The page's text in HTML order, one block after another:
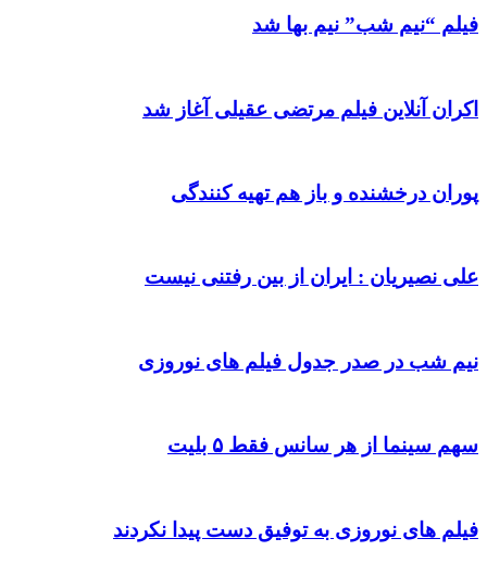
فیلم “نیم شب” نیم بها شد
اکران آنلاین فیلم مرتضی عقیلی آغاز شد
پوران درخشنده و باز هم تهیه کنندگی
علی نصیریان : ایران از بین رفتنی نیست
نیم شب در صدر جدول فیلم های نوروزی
سهم سینما از هر سانس فقط ۵ بلیت
فیلم های نوروزی به توفیق دست پیدا نکردند